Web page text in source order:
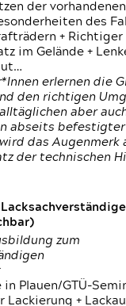
der
des
+ Richtiger
im Gelände +
erlernen die
den richtigen
aber
abseits befestigter
das Augenmerk
der technischen
zum
in Plauen/GTÜ-
Lackierung +